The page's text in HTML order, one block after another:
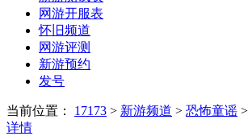
网游开服表
怀旧频道
网游评测
新游预约
发号
当前位置： 17173 > 新游频道 > 恐怖童谣 >
详情